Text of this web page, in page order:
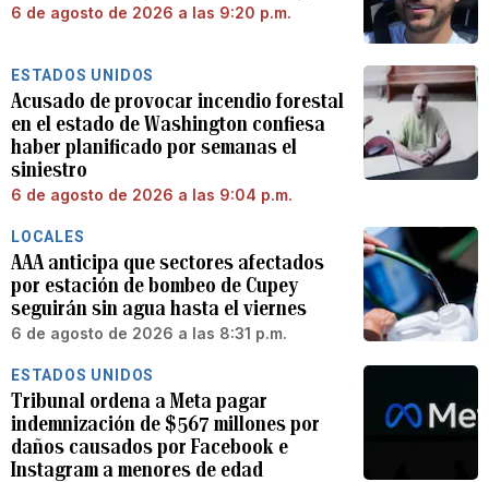
6 de agosto de 2026 a las 9:20 p.m.
ESTADOS UNIDOS
Acusado de provocar incendio forestal
en el estado de Washington confiesa
haber planificado por semanas el
siniestro
6 de agosto de 2026 a las 9:04 p.m.
LOCALES
AAA anticipa que sectores afectados
por estación de bombeo de Cupey
seguirán sin agua hasta el viernes
6 de agosto de 2026 a las 8:31 p.m.
ESTADOS UNIDOS
Tribunal ordena a Meta pagar
indemnización de $567 millones por
daños causados por Facebook e
Instagram a menores de edad